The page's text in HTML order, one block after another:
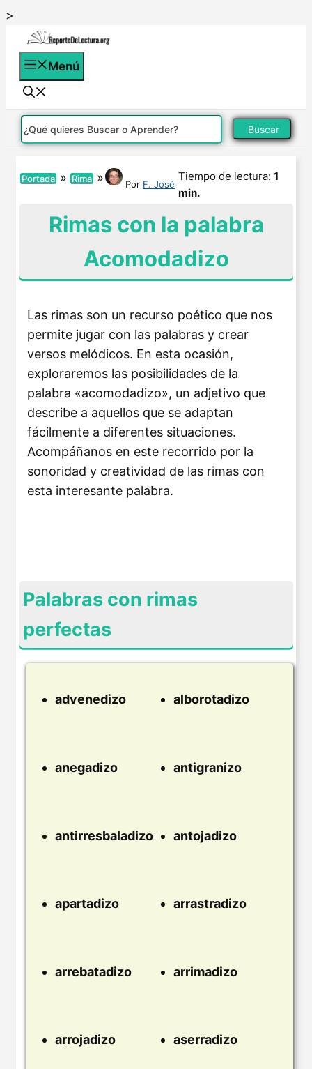
>
contenido
Menú
Buscar
Portada » Rima » Por F. José
Tiempo de lectura: 1
min.
Rimas con la palabra
Acomodadizo
Las rimas son un recurso poético que nos
permite jugar con las palabras y crear
versos melódicos. En esta ocasión,
exploraremos las posibilidades de la
palabra «acomodadizo», un adjetivo que
describe a aquellos que se adaptan
fácilmente a diferentes situaciones.
Acompáñanos en este recorrido por la
sonoridad y creatividad de las rimas con
esta interesante palabra.
Palabras con rimas
perfectas
advenedizo alborotadizo
anegadizo antigranizo
antirresbaladizo antojadizo
apartadizo arrastradizo
arrebatadizo arrimadizo
arrojadizo aserradizo